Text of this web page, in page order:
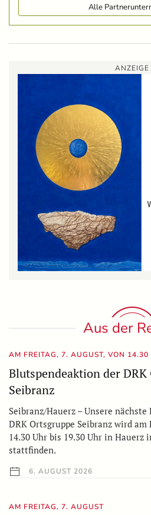
Alle
ANZEIGE
Aus der
AM FREITAG, 7. AUGUST, VON
Blutspendeaktion der
Seibranz
Seibranz/Hauerz – Unsere
DRK Ortsgruppe Seibranz wird am
14.30 Uhr bis 19.30 Uhr in Hauerz
stattfinden.
6. AUGUST 2026
AM FREITAG, 7. AUGUST